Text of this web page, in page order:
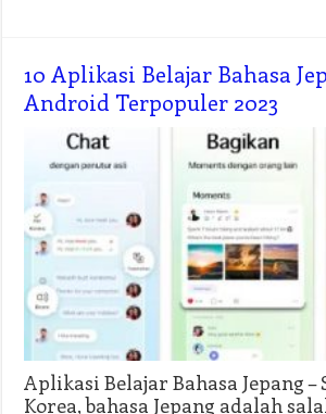
10 Aplikasi Belajar Bahasa
Android Terpopuler 2023
Aplikasi Belajar Bahasa Jepang –
Korea, bahasa Jepang adalah